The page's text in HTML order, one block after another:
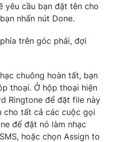
Hạnh, Phạm Quốc Thắng,
024.38 355 932
yêu cầu bạn đặt tên cho
nhấn nút Done.
trên góc phải, đợi
chuông hoàn tất, bạn
thoại. Ở hộp thoại hiện
Ringtone để đặt file này
cho tất cả các cuộc gọi
để đặt nó làm nhạc
hoặc chọn Assign to